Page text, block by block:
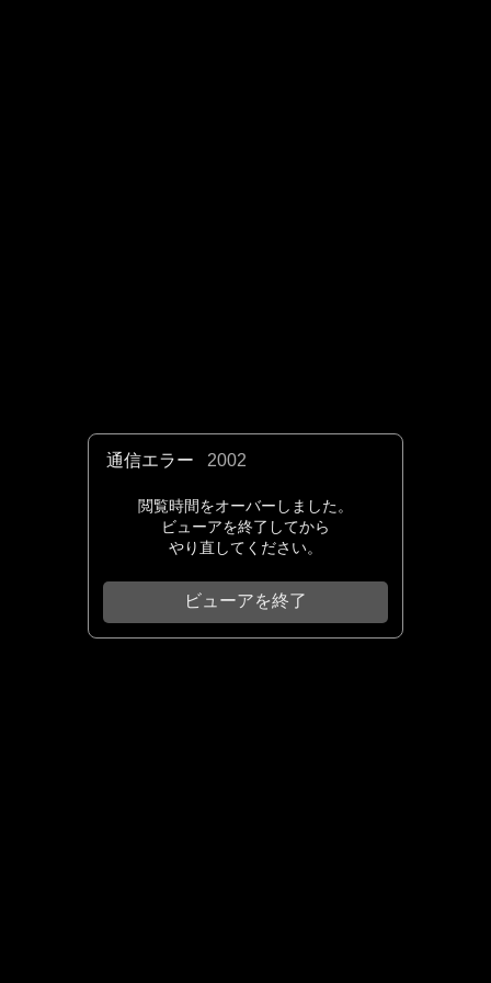
通信エラー 2002
閲覧時間をオーバーしました。
ビューアを終了してから
やり直してください。
ビューアを終了